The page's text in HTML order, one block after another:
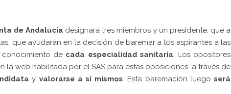
de Andalucía designará tres miembros y un presidente, que a
que ayudarán en la decisión de baremar a los aspirantes a las
de cada especialidad sanitaria. Los opositores
la web habilitada por el SAS para estas oposiciones a través de
y valorarse a sí mismos. Esta baremación luego será